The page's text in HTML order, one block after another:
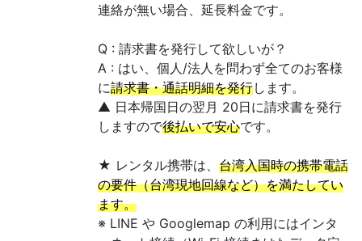
連絡が無い場合、延長料金です。
Q : 請求書を発行して欲しいが？
A : はい、個人/法人を問わず全てのお客様
に請求書・通話明細を発行します。
▲ 日本帰国日の翌月 20日に請求書を発行
しますので後払いで安心です。
★ レンタル携帯は、 台湾入国時の携帯電話
の要件（台湾現地回線など）を満たしてい
ます。
※ LINE や Googlemap の利用にはインタ